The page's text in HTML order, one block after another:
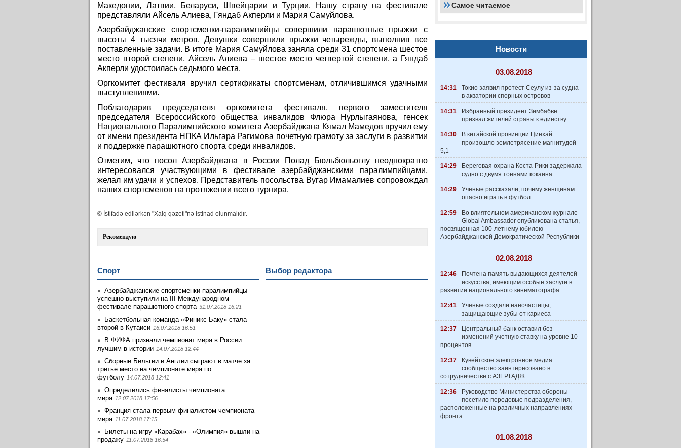
Македонии, Латвии, Беларуси, Швейцарии и Турции. Нашу страну на фестивале
представляли Айсель Алиева, Гяндаб Акперли и Мария Самуйлова.
Азербайджанские спортсменки-паралимпийцы совершили парашютные прыжки с
высоты 4 тысячи метров. Девушки совершили прыжки четырежды, выполнив все
поставленные задачи. В итоге Мария Самуйлова заняла среди 31 спортсмена шестое
место второй степени, Айсель Алиева – шестое место четвертой степени, а Гяндаб
Акперли удостоилась седьмого места.
Оргкомитет фестиваля вручил сертификаты спортсменам, отличившимся удачными
выступлениями.
Поблагодарив председателя оргкомитета фестиваля, первого заместителя
председателя Всероссийского общества инвалидов Флюра Нурлыгаянова, генсек
Национального Паралимпийского комитета Азербайджана Кямал Мамедов вручил ему
от имени президента НПКА Ильгара Рагимова почетную грамоту за заслуги в развитии
и поддержке парашютного спорта среди инвалидов.
Отметим, что посол Азербайджана в России Полад Бюльбюльоглу неоднократно
интересовался участвующими в фестивале азербайджанскими паралимпийцами,
желал им удачи и успехов. Представитель посольства Вугар Имамалиев сопровождал
наших спортсменов на протяжении всего турнира.
© İstifadə edilərkən "Xalq qəzeti"nə istinad olunmalıdır.
Рекомендую
Спорт
Азербайджанские спортсменки-паралимпийцы
успешно выступили на III Международном
фестивале парашютного спорта 31.07.2018 16:21
Баскетбольная команда «Финикс Баку» стала
второй в Кутаиси 16.07.2018 16:51
В ФИФА признали чемпионат мира в России
лучшим в истории 14.07.2018 12:44
Сборные Бельгии и Англии сыграют в матче за
третье место на чемпионате мира по
футболу 14.07.2018 12:41
Определились финалисты чемпионата
мира 12.07.2018 17:56
Франция стала первым финалистом чемпионата
мира 11.07.2018 17:15
Билеты на игру «Карабах» - «Олимпия» вышли на
продажу 11.07.2018 16:54
Выбор редактора
Самое читаемое
Новости
03.08.2018
14:31
Токио заявил протест Сеулу из-за судна
в акватории спорных островов
14:31
Избранный президент Зимбабве
призвал жителей страны к единству
14:30
В китайской провинции Цинхай
произошло землетрясение магнитудой
5,1
14:29
Береговая охрана Коста-Рики задержала
судно с двумя тоннами кокаина
14:29
Ученые рассказали, почему женщинам
опасно играть в футбол
12:59
Во влиятельном американском журнале
Global Ambassador опубликована статья,
посвященная 100-летнему юбилею
Азербайджанской Демократической Республики
02.08.2018
12:46
Почтена память выдающихся деятелей
искусства, имеющим особые заслуги в
развитии национального кинематографа
12:41
Ученые создали наночастицы,
защищающие зубы от кариеса
12:37
Центральный банк оставил без
изменений учетную ставку на уровне 10
процентов
12:37
Кувейтское электронное медиа
сообщество заинтеpесовано в
сотрудничестве с АЗЕРТАДЖ
12:36
Руководство Министерства обороны
посетило передовые подразделения,
расположенные на различных направлениях
фронта
01.08.2018